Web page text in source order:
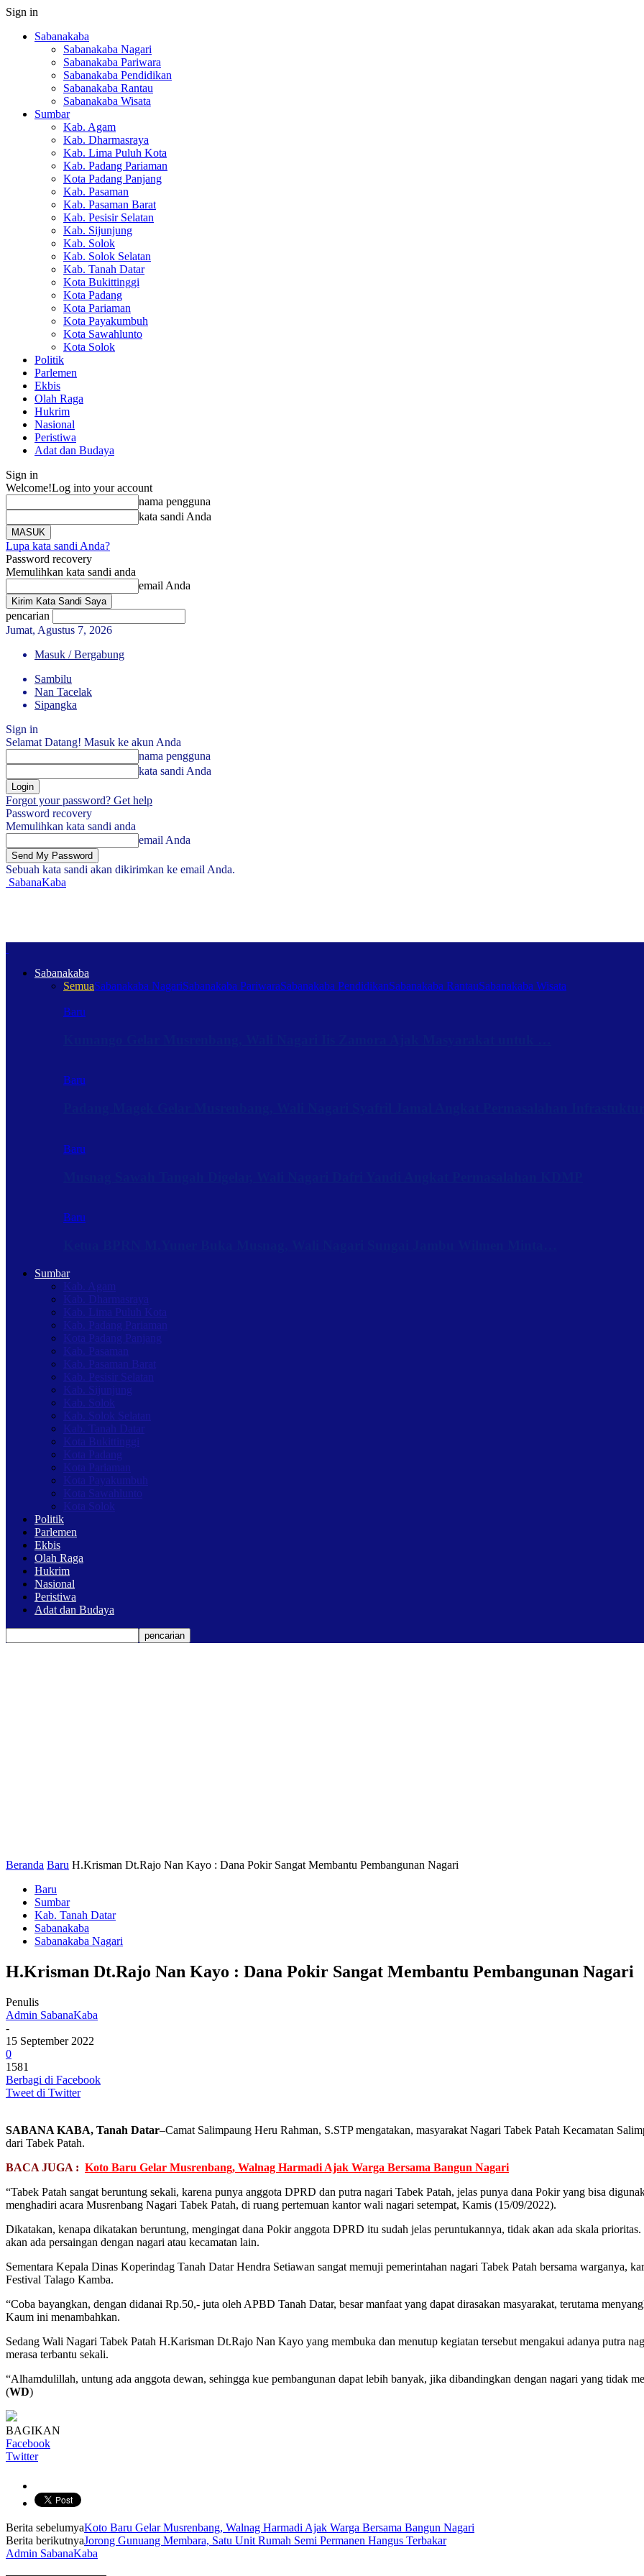
Sign in
Sabanakaba
Sabanakaba Nagari
Sabanakaba Pariwara
Sabanakaba Pendidikan
Sabanakaba Rantau
Sabanakaba Wisata
Sumbar
Kab. Agam
Kab. Dharmasraya
Kab. Lima Puluh Kota
Kab. Padang Pariaman
Kota Padang Panjang
Kab. Pasaman
Kab. Pasaman Barat
Kab. Pesisir Selatan
Kab. Sijunjung
Kab. Solok
Kab. Solok Selatan
Kab. Tanah Datar
Kota Bukittinggi
Kota Padang
Kota Pariaman
Kota Payakumbuh
Kota Sawahlunto
Kota Solok
Politik
Parlemen
Ekbis
Olah Raga
Hukrim
Nasional
Peristiwa
Adat dan Budaya
Sign in
Welcome!Log into your account
nama pengguna
kata sandi Anda
Lupa kata sandi Anda?
Password recovery
Memulihkan kata sandi anda
email Anda
pencarian
Jumat, Agustus 7, 2026
Masuk / Bergabung
Sambilu
Nan Tacelak
Sipangka
Sign in
Selamat Datang! Masuk ke akun Anda
nama pengguna
kata sandi Anda
Forgot your password? Get help
Password recovery
Memulihkan kata sandi anda
email Anda
Sebuah kata sandi akan dikirimkan ke email Anda.
SabanaKaba
Sabanakaba
SemuaSabanakaba NagariSabanakaba PariwaraSabanakaba PendidikanSabanakaba RantauSabanakaba Wisata
Baru
Baru
Baru
Baru
Sumbar
Kab. Agam
Kab. Dharmasraya
Kab. Lima Puluh Kota
Kab. Padang Pariaman
Kota Padang Panjang
Kab. Pasaman
Kab. Pasaman Barat
Kab. Pesisir Selatan
Kab. Sijunjung
Kab. Solok
Kab. Solok Selatan
Kab. Tanah Datar
Kota Bukittinggi
Kota Padang
Kota Pariaman
Kota Payakumbuh
Kota Sawahlunto
Kota Solok
Politik
Parlemen
Ekbis
Olah Raga
Hukrim
Nasional
Peristiwa
Adat dan Budaya
Beranda Baru H.Krisman Dt.Rajo Nan Kayo : Dana Pokir Sangat Membantu Pembangunan Nagari
Baru
Sumbar
Kab. Tanah Datar
Sabanakaba
Sabanakaba Nagari
H.Krisman Dt.Rajo Nan Kayo : Dana Pokir Sangat Membantu Pembangunan Nagari
Penulis
Admin SabanaKaba
-
15 September 2022
0
1581
Berbagi di Facebook
Tweet di Twitter
SABANA KABA, Tanah Datar–Camat Salimpaung Heru Rahman, S.STP mengatakan, masyarakat Nagari Tabek Patah Kecamatan
dari Tabek Patah.
BACA JUGA : Koto Baru Gelar Musrenbang, Walnag Harmadi Ajak Warga Bersama Bangun Nagari
“Tabek Patah sangat beruntung sekali, karena punya anggota DPRD dan putra nagari Tabek Patah, jelas punya dana Pokir yang bisa
menghadiri acara Musrenbang Nagari Tabek Patah, di ruang pertemuan kantor wali nagari setempat, Kamis (15/09/2022).
Dikatakan, kenapa dikatakan beruntung, mengingat dana Pokir anggota DPRD itu sudah jelas peruntukannya, tidak akan ada skala
akan ada persaingan dengan nagari atau kecamatan lain.
Sementara Kepala Dinas Koperindag Tanah Datar Hendra Setiawan sangat memuji pemerintahan nagari Tabek Patah bersama warganya,
Festival Talago Kamba.
“Coba bayangkan, dengan didanai Rp.50,- juta oleh APBD Tanah Datar, besar manfaat yang dapat dirasakan masyarakat, terutama
Kaum ini menambahkan.
Sedang Wali Nagari Tabek Patah H.Karisman Dt.Rajo Nan Kayo yang membuka dan menutup kegiatan tersebut mengakui adanya putra
merasa terbantu sekali.
“Alhamdulillah, untung ada anggota dewan, sehingga kue pembangunan dapat lebih banyak, jika dibandingkan dengan nagari yang tidak
(WD)
BAGIKAN
Facebook
Twitter
Berita sebelumyaKoto Baru Gelar Musrenbang, Walnag Harmadi Ajak Warga Bersama Bangun Nagari
Berita berikutnyaJorong Gunuang Membara, Satu Unit Rumah Semi Permanen Hangus Terbakar
Admin SabanaKaba